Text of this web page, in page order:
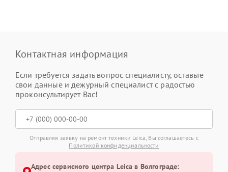
Контактная информация
Если требуется задать вопрос специалисту, оставьте
свои данные и дежурный специалист с радостью
проконсультирует Вас!
Отправляя заявку на ремонт техники Leica, Вы соглашаетесь с
Политикой конфиденциальности
Адрес сервисного центра Leica в Волгограде: